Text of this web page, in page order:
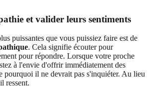
et valider leurs sentiments
puissantes que vous puissiez faire est de
. Cela signifie écouter pour
pour répondre. Lorsque votre proche
à l'envie d'offrir immédiatement des
pourquoi il ne devrait pas s'inquiéter. Au lieu
ressent.